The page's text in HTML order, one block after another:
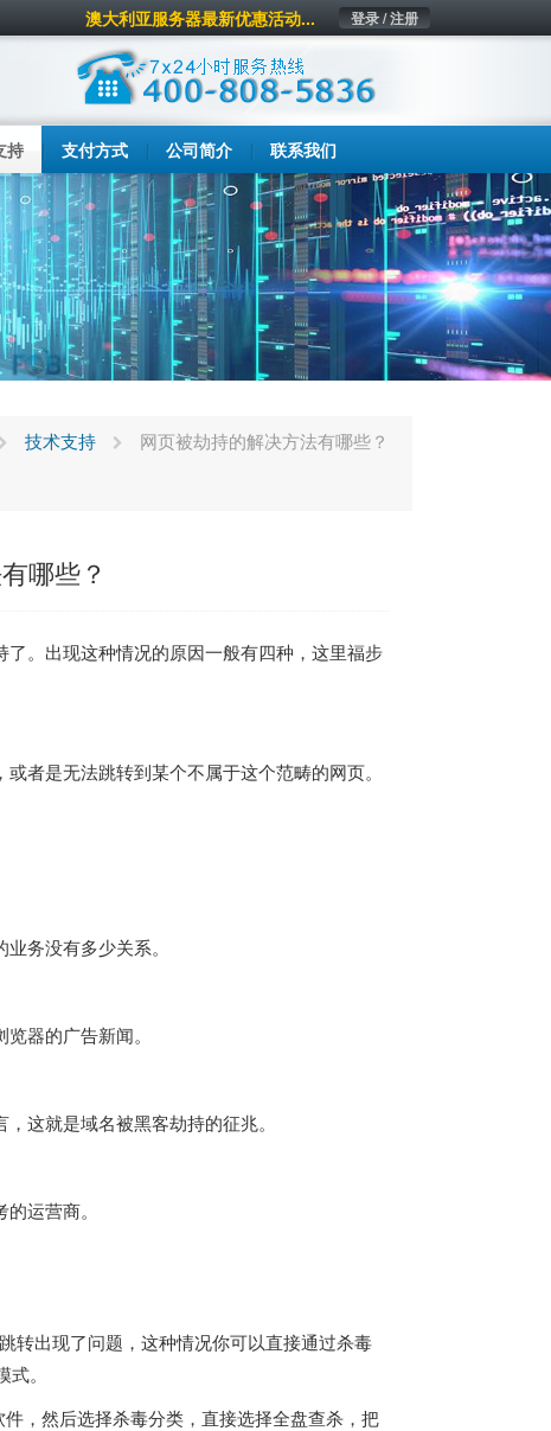
登录 / 注册
澳大利亚服务器最新优惠活动...
持 支付方式 公司简介 联系我们
技术支持 网页被劫持的解决方法有哪些？
哪些？
。出现这种情况的原因一般有四种，这里福步
者是无法跳转到某个不属于这个范畴的网页。
务没有多少关系。
器的广告新闻。
这就是域名被黑客劫持的征兆。
运营商。
转出现了问题，这种情况你可以直接通过杀毒
。
，然后选择杀毒分类，直接选择全盘查杀，把